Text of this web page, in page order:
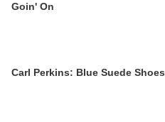
Goin' On
Carl Perkins: Blue Suede Shoes